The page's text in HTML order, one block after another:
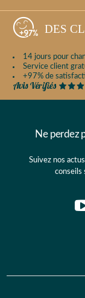
DES
14 jours pour
Service client
+97% de
Ne perdez
Suivez nos
conseils